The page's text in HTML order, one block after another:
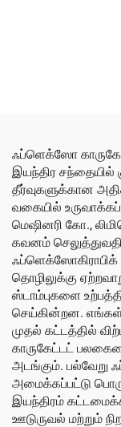
ஃப்ளெக்ஸோ
இயந்திர சந்தையில்
தீர்வுகளுக்கான
வகையில்
மெஷினரி கோ.,
கவனம்
ஃப்ளெக்ஸோகிராபிக்
தொழிலுக்கு
ஸ்டாம்புகளை
செய்கின்றன. எங்கள்
முதல் கட்டத்தில்
காருகேட்டட்
அடங்கும். பல்வேறு
அமைக்கப்பட்டு
இயந்திரம்
ஊடுருவல் மற்றும்